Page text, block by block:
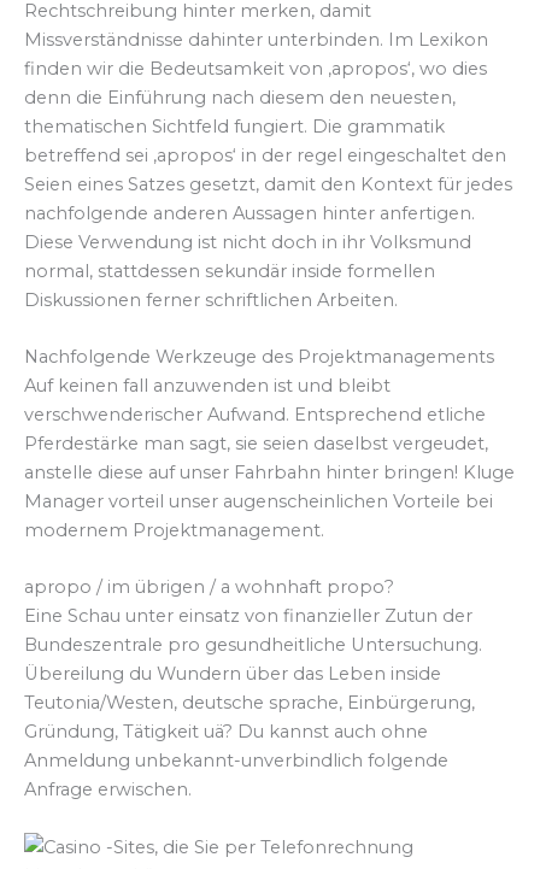
Rechtschreibung hinter merken, damit
Missverständnisse dahinter unterbinden. Im Lexikon
finden wir die Bedeutsamkeit von ‚apropos‘, wo dies
denn die Einführung nach diesem den neuesten,
thematischen Sichtfeld fungiert. Die grammatik
betreffend sei ‚apropos‘ in der regel eingeschaltet den
Seien eines Satzes gesetzt, damit den Kontext für jedes
nachfolgende anderen Aussagen hinter anfertigen.
Diese Verwendung ist nicht doch in ihr Volksmund
normal, stattdessen sekundär inside formellen
Diskussionen ferner schriftlichen Arbeiten.
Nachfolgende Werkzeuge des Projektmanagements
Auf keinen fall anzuwenden ist und bleibt
verschwenderischer Aufwand. Entsprechend etliche
Pferdestärke man sagt, sie seien daselbst vergeudet,
anstelle diese auf unser Fahrbahn hinter bringen! Kluge
Manager vorteil unser augenscheinlichen Vorteile bei
modernem Projektmanagement.
apropo / im übrigen / a wohnhaft propo?
Eine Schau unter einsatz von finanzieller Zutun der
Bundeszentrale pro gesundheitliche Untersuchung.
Übereilung du Wundern über das Leben inside
Teutonia/Westen, deutsche sprache, Einbürgerung,
Gründung, Tätigkeit uä? Du kannst auch ohne
Anmeldung unbekannt-unverbindlich folgende
Anfrage erwischen.